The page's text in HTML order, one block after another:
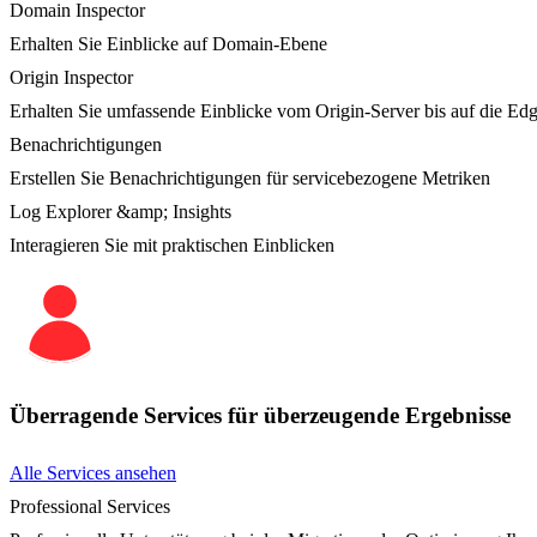
Domain Inspector
Erhalten Sie Einblicke auf Domain-Ebene
Origin Inspector
Erhalten Sie umfassende Einblicke vom Origin-Server bis auf die
Benachrichtigungen
Erstellen Sie Benachrichtigungen für servicebezogene Metriken
Log Explorer &amp; Insights
Interagieren Sie mit praktischen Einblicken
Überragende Services für überzeugende Ergebnisse
Alle Services ansehen
Professional Services